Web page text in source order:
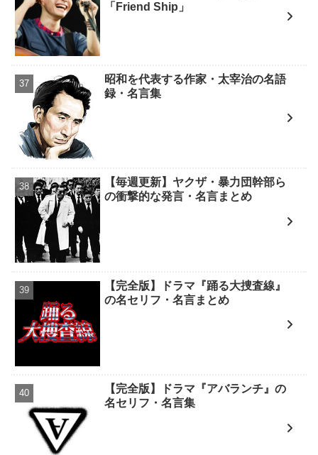
「Friend Ship」
昭和を代表する作家・太宰治の名語
録・名言集
【毎週更新】ヤクザ・暴力団幹部ら
の衝撃的な発言・名言まとめ
【完全版】ドラマ『踊る大捜査線』
の名セリフ・名言まとめ
【完全版】ドラマ『アバランチ』の
名セリフ・名言集